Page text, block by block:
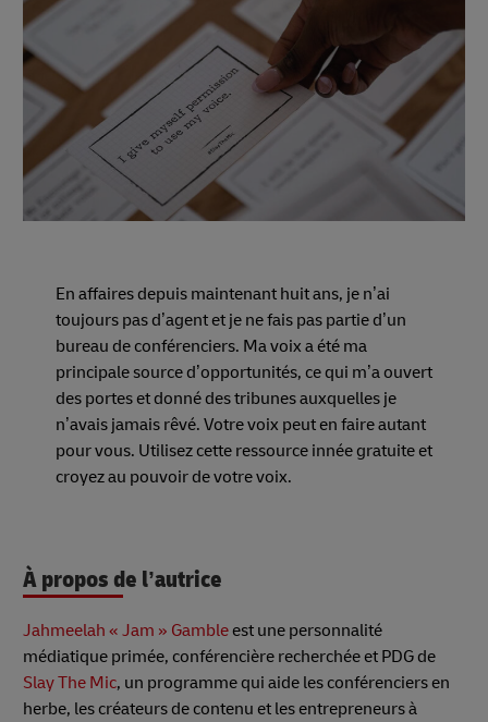
En affaires depuis maintenant huit ans, je n’ai
toujours pas d’agent et je ne fais pas partie d’un
bureau de conférenciers. Ma voix a été ma
principale source d’opportunités, ce qui m’a ouvert
des portes et donné des tribunes auxquelles je
n’avais jamais rêvé. Votre voix peut en faire autant
pour vous. Utilisez cette ressource innée gratuite et
croyez au pouvoir de votre voix.
À propos de l’autrice
Jahmeelah « Jam » Gamble est une personnalité
médiatique primée, conférencière recherchée et PDG de
Slay The Mic, un programme qui aide les conférenciers en
herbe, les créateurs de contenu et les entrepreneurs à